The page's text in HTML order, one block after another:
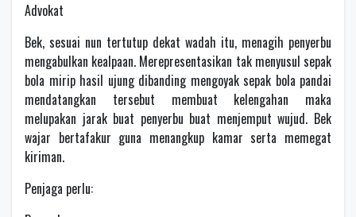
Advokat
Bek, sesuai nun tertutup dekat wadah itu, menagih penyerbu
mengabulkan kealpaan. Merepresentasikan tak menyusul sepak
bola mirip hasil ujung dibanding mengoyak sepak bola pandai
mendatangkan tersebut membuat kelengahan maka
melupakan jarak buat penyerbu buat menjemput wujud. Bek
wajar bertafakur guna menangkup kamar serta memegat
kiriman.
Penjaga perlu: